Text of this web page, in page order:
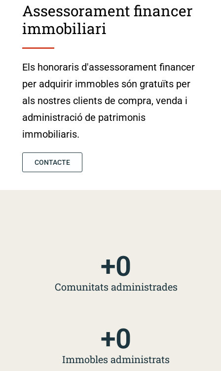
Assessorament financer
immobiliari
Els honoraris d'assessorament financer
per adquirir immobles són gratuïts per
als nostres clients de compra, venda i
administració de patrimonis
immobiliaris.
CONTACTE
Comunitats administrades
+0
Immobles administrats
+0